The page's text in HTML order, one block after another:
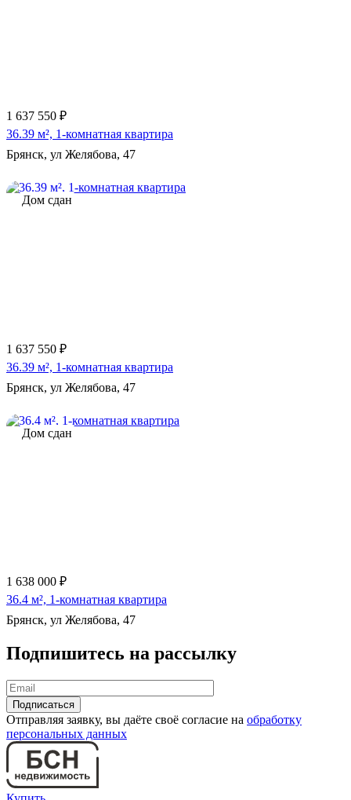
1 637 550 ₽
36.39 м², 1-комнатная квартира
Брянск, ул Желябова, 47
Дом сдан
1 637 550 ₽
36.39 м², 1-комнатная квартира
Брянск, ул Желябова, 47
Дом сдан
1 638 000 ₽
36.4 м², 1-комнатная квартира
Брянск, ул Желябова, 47
Подпишитесь на рассылку
Отправляя заявку, вы даёте своё согласие на обработку
персональных данных